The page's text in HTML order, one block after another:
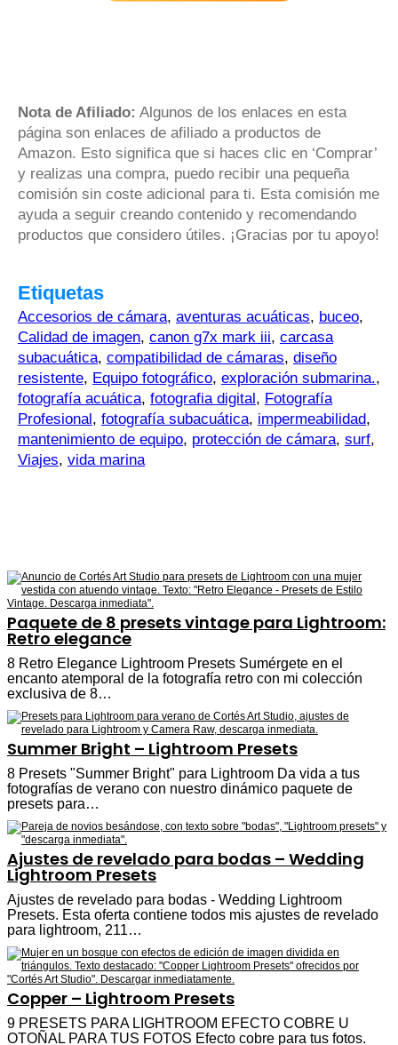
Nota de Afiliado: Algunos de los enlaces en esta
página son enlaces de afiliado a productos de
Amazon. Esto significa que si haces clic en ‘Comprar’
y realizas una compra, puedo recibir una pequeña
comisión sin coste adicional para ti. Esta comisión me
ayuda a seguir creando contenido y recomendando
productos que considero útiles. ¡Gracias por tu apoyo!
Etiquetas
Accesorios de cámara, aventuras acuáticas, buceo,
Calidad de imagen, canon g7x mark iii, carcasa
subacuática, compatibilidad de cámaras, diseño
resistente, Equipo fotográfico, exploración submarina.,
fotografía acuática, fotografia digital, Fotografía
Profesional, fotografía subacuática, impermeabilidad,
mantenimiento de equipo, protección de cámara, surf,
Viajes, vida marina
Paquete de 8 presets vintage para Lightroom:
Retro elegance
8 Retro Elegance Lightroom Presets Sumérgete en el
encanto atemporal de la fotografía retro con mi colección
exclusiva de 8…
Summer Bright – Lightroom Presets
8 Presets "Summer Bright" para Lightroom Da vida a tus
fotografías de verano con nuestro dinámico paquete de
presets para…
Ajustes de revelado para bodas – Wedding
Lightroom Presets
Ajustes de revelado para bodas - Wedding Lightroom
Presets. Esta oferta contiene todos mis ajustes de revelado
para lightroom, 211…
Copper – Lightroom Presets
9 PRESETS PARA LIGHTROOM EFECTO COBRE U
OTOÑAL PARA TUS FOTOS Efecto cobre para tus fotos.